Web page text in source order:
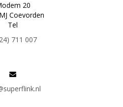
20
Coevorden
Tel
711 007